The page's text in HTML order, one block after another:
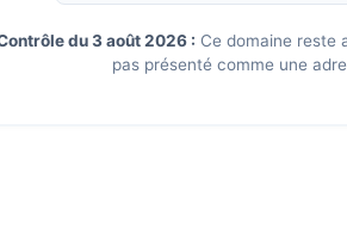
du 3 août 2026 : Ce domaine reste
pas présenté comme une